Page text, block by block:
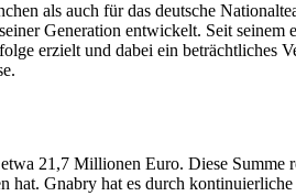
als auch für das deutsche
Generation entwickelt. Seit
erzielt und dabei ein beträchtliches
21,7 Millionen Euro. Diese
Gnabry hat es durch